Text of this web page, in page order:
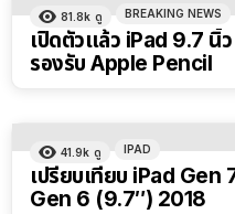
81.8k ดู BREAKING NEWS
เปิดตัวแล้ว iPad 9.7 นิ้
รองรับ Apple Pencil
41.9k ดู IPAD
เปรียบเทียบ iPad Gen
Gen 6 (9.7″) 2018